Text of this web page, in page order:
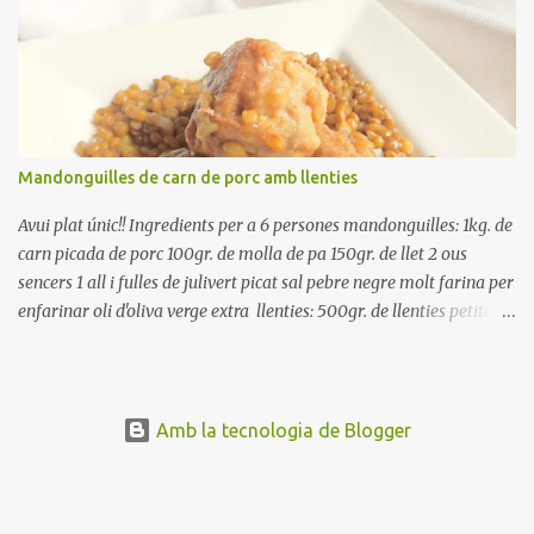
rodanxes. Una hora abans de portar a la taula, poseu els cigrons,
ben escorreguts, en un bol, amb la resta d'ingredients: les tomates,
el pebrot, la ceba, (escorreguda), les olives i la tonyina esmicolada.
Amaniu amb sal i oli... bon profit!!
Mandonguilles de carn de porc amb llenties
Avui plat únic!! Ingredients per a 6 persones mandonguilles: 1kg. de
carn picada de porc 100gr. de molla de pa 150gr. de llet 2 ous
sencers 1 all i fulles de julivert picat sal pebre negre molt farina per
enfarinar oli d'oliva verge extra llenties: 500gr. de llenties petites
entre 40 i 50 minuts. Poseu la carn picada en un bol i barregeu-la
Amb la tecnologia de Blogger